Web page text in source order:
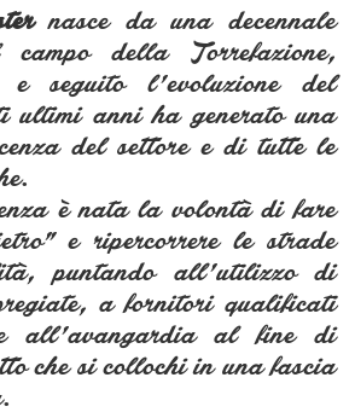
nasce da una decennale
campo della Torrefazione,
e seguito l’evoluzione del
ultimi anni ha generato una
del settore e di tutte le
è nata la volontà di fare
e ripercorrere le strade
puntando all’utilizzo di
a fornitori qualificati
all’avangardia al fine di
che si collochi in una fascia